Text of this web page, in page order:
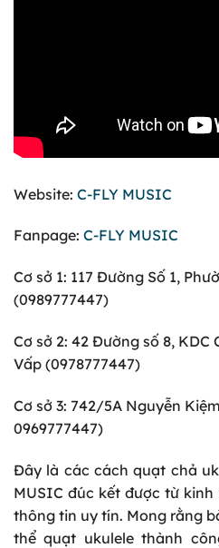
Website: C-FLY MUSIC
Fanpage: C-FLY MUSIC
Cơ sở 1: 117 Đường Số 1,
(0989777447)
Cơ sở 2: 42 Đường số 8, KDC
Vấp (0978777447)
Cơ sở 3: 742/5A Nguyễn
0969777447)
Đây là các cách quạt chả
MUSIC đúc kết được từ
thông tin uy tín. Mong rằng
thể quạt ukulele thành